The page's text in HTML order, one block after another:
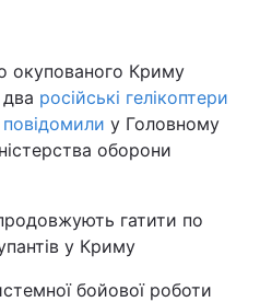
Політика
Лайт
Інциденти
окупованого Криму
російські гелікоптери
повідомили у Головному
оборони
гатити по
у Криму
бойової роботи